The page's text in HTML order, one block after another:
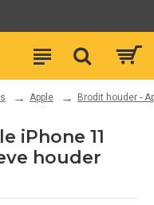
Apple Brodit houder -
iPhone 11
houder